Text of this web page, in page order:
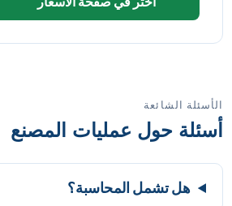
الأسئلة الشائعة
أسئلة حول عمليات المصنع
هل تشمل المحاسبة؟